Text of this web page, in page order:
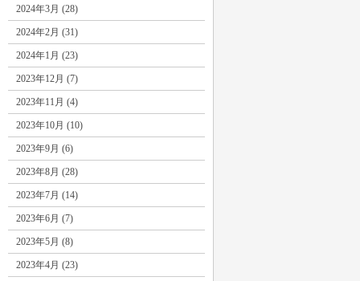
2024年3月 (28)
2024年2月 (31)
2024年1月 (23)
2023年12月 (7)
2023年11月 (4)
2023年10月 (10)
2023年9月 (6)
2023年8月 (28)
2023年7月 (14)
2023年6月 (7)
2023年5月 (8)
2023年4月 (23)